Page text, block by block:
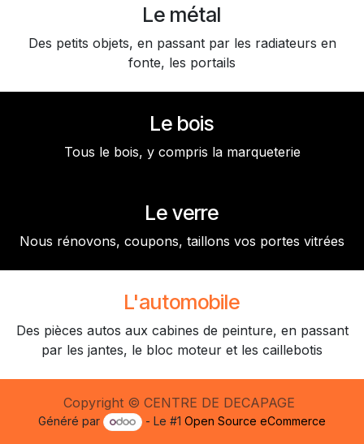
Le métal
Des petits objets, en passant par les radiateurs en
fonte, les portails
Le bois
Tous le bois, y compris la marqueterie
Le verre
Nous rénovons, coupons, taillons vos portes vitrées
L'automobile
Des pièces autos aux cabines de peinture, en passant
par les jantes, le bloc moteur et les caillebotis
Copyright © CENTRE DE DECAPAGE
Généré par - Le #1Open Source eCommerce